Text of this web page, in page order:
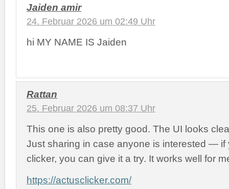
Jaiden amir
24. Februar 2026 um 02:49 Uhr
hi MY NAME IS Jaiden
Rattan
25. Februar 2026 um 08:37 Uhr
This one is also pretty good. The UI looks
Just sharing in case anyone is interested — if
clicker, you can give it a try. It works well for
https://actusclicker.com/